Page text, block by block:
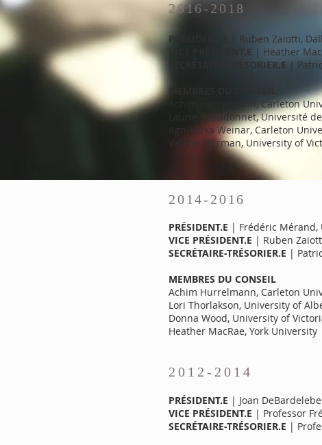
2016-2018
PRÉSIDENT.E
| Ruben Zaiotti,
VICE PRÉSIDENT.E | Heather
SECRÉTAIRE-TRÉSORIER.E |
Achim Hurrelmann, Carleton
Laurie Beaudonnet, Université
Agnieszka Weinar, Carleton
Valerie D’Erman, University of
2014-2016
PRÉSIDENT.E | Frédéric
VICE PRÉSIDENT.E | Ruben
SECRÉTAIRE-TRÉSORIER.E |
MEMBRES DU CONSEIL
Achim Hurrelmann, Carleton
Lori Thorlakson, University of
Donna Wood, University of
Heather MacRae, York University
2012-2014
PRÉSIDENT.E | Joan
VICE PRÉSIDENT.E | Professor
SECRÉTAIRE-TRÉSORIER.E |